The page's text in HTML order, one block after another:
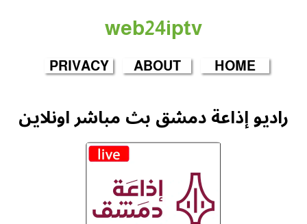
web24iptv
HOME
ABOUT
PRIVACY
راديو إذاعة دمشق بث مباشر اونلاين